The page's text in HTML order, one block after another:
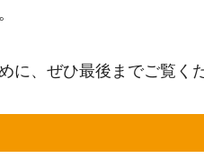
に、ぜひ最後までご覧く